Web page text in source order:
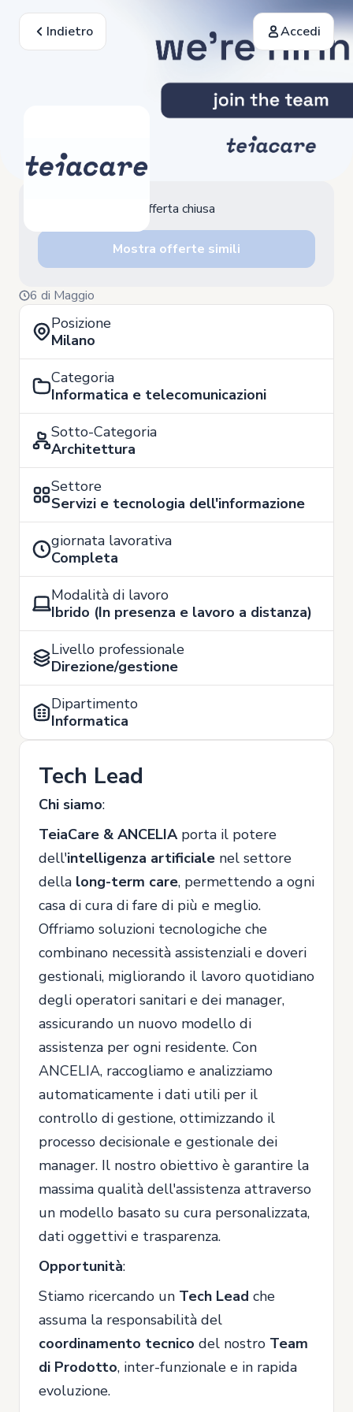
Indietro Accedi
Offerta chiusa
Mostra offerte simili
6 di Maggio
Posizione
Milano
Categoria
Informatica e telecomunicazioni
Sotto-Categoria
Architettura
Settore
Servizi e tecnologia dell'informazione
giornata lavorativa
Completa
Modalità di lavoro
Ibrido (In presenza e lavoro a distanza)
Livello professionale
Direzione/gestione
Dipartimento
Informatica
Tech Lead
Chi siamo:
TeiaCare & ANCELIAporta il potere
dell'intelligenza artificiale nel settore
della long-term care, permettendo a ogni
casa di cura di fare di più e meglio.
Offriamo soluzioni tecnologiche che
combinano necessità assistenziali e doveri
gestionali, migliorando il lavoro quotidiano
degli operatori sanitari e dei manager,
assicurando un nuovo modello di
assistenza per ogni residente. Con
ANCELIA, raccogliamo e analizziamo
automaticamente i dati utili per il
controllo di gestione, ottimizzando il
processo decisionale e gestionale dei
manager. Il nostro obiettivo è garantire la
massima qualità dell'assistenza attraverso
un modello basato su cura personalizzata,
dati oggettivi e trasparenza.
Opportunità:
Stiamo ricercando un Tech Lead che
assuma la responsabilità del
coordinamento tecnico del nostro Team
di Prodotto, inter-funzionale e in rapida
evoluzione.